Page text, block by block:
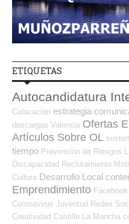
ETIQUETAS
Autocandidatura
Colocación estrategia
descargas Valencia Ofertas
Artículos Sobre OL
tiempo Prevención de Riesgos
Discapacidad Reclutamiento
Cultura Desarrollo Local
Emprendimiento Facebook
Coronavirus Juventud Redes
Creatividad Castilla La Mancha